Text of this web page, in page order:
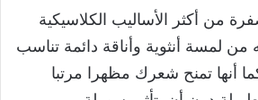
من أكثر الأساليب الكلاسيكية
من لمسة أنثوية وأناقة دائمة تناسب
أنها تمنح شعرك مظهرا مرتبا